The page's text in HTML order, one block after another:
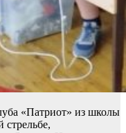
«Патриот» из школы
стрельбе,